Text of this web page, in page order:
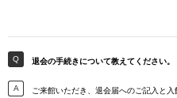
退会の手続きについて教えてください。
ご来館いただき、退会届へのご記入と